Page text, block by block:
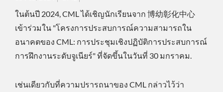
ในต้นปี 2024, CML ได้เชิญนักเรียนจาก 博幼彰化中心
เข้าร่วมใน "โครงการประสบการณ์ความสามารถใน
อนาคตของ CML: การประชุมเชิงปฏิบัติการประสบการณ์
การฝึกงานระดับจูเนียร์" ที่จัดขึ้นในวันที่ 30 มกราคม.
เช่นเดียวกับที่ความปรารถนาของ CML กล่าวไว้ว่า